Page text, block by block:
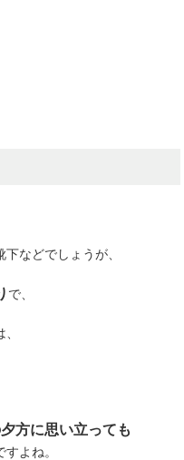
などでしょうが、
で、
方に思い立っても
すよね。